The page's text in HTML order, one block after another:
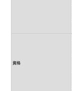
資格